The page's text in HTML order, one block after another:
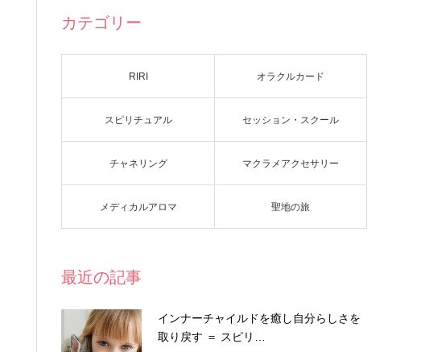
カテゴリー
RIRI オラクルカード
スピリチュアル セッション・スクール
チャネリング マクラメアクセサリー
メディカルアロマ 聖地の旅
最近の記事
インナーチャイルドを癒し自分らしさを
取り戻す ＝ スピリ…